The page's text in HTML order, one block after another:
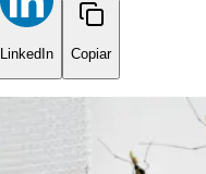
LinkedIn Copiar